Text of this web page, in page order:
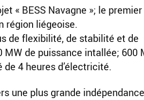
« BESS Navagne »; le
région liégeoise.
de flexibilité, de stabilité et de
de puissance intallée; 600
4 heures d’électricité.
une plus grande indépendance